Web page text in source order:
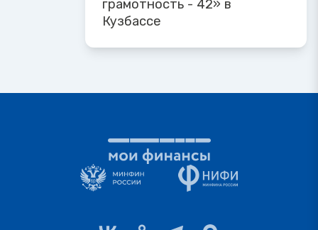
грамотность - 42» в
Кузбассе